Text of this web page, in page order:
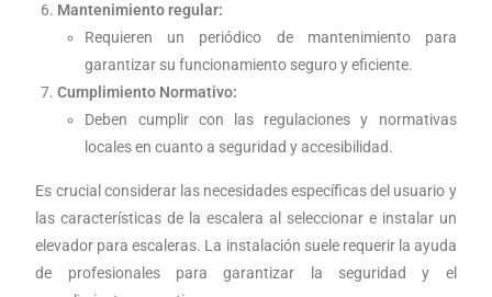
Mantenimiento regular:
Requieren un periódico de mantenimiento para
garantizar su funcionamiento seguro y eficiente.
Cumplimiento Normativo:
Deben cumplir con las regulaciones y normativas
locales en cuanto a seguridad y accesibilidad.
Es crucial considerar las necesidades específicas del usuario y
las características de la escalera al seleccionar e instalar un
elevador para escaleras. La instalación suele requerir la ayuda
de profesionales para garantizar la seguridad y el